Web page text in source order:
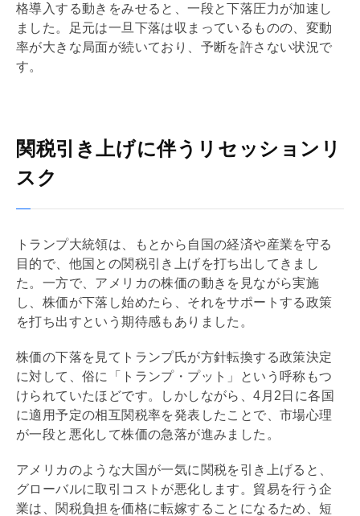
格導入する動きをみせると、一段と下落圧力が加速し
ました。足元は一旦下落は収まっているものの、変動
率が大きな局面が続いており、予断を許さない状況で
す。
関税引き上げに伴うリセッションリ
スク
トランプ大統領は、もとから自国の経済や産業を守る
目的で、他国との関税引き上げを打ち出してきまし
た。一方で、アメリカの株価の動きを見ながら実施
し、株価が下落し始めたら、それをサポートする政策
を打ち出すという期待感もありました。
株価の下落を見てトランプ氏が方針転換する政策決定
に対して、俗に「トランプ・プット」という呼称もつ
けられていたほどです。しかしながら、4月2日に各国
に適用予定の相互関税率を発表したことで、市場心理
が一段と悪化して株価の急落が進みました。
アメリカのような大国が一気に関税を引き上げると、
グローバルに取引コストが悪化します。貿易を行う企
業は、関税負担を価格に転嫁することになるため、短